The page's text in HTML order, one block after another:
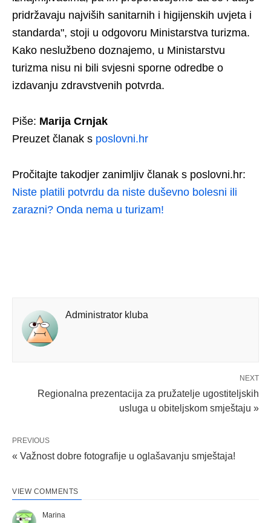
pridržavaju najviših sanitarnih i higijenskih uvjeta i
standarda", stoji u odgovoru Ministarstva turizma.
Kako neslužbeno doznajemo, u Ministarstvu
turizma nisu ni bili svjesni sporne odredbe o
izdavanju zdravstvenih potvrda.
Piše: Marija Crnjak
Preuzet članak s poslovni.hr
Pročitajte takodjer zanimljiv članak s poslovni.hr:
Niste platili potvrdu da niste duševno bolesni ili
zarazni? Onda nema u turizam!
Administrator kluba
NEXT
Regionalna prezentacija za pružatelje ugostiteljskih
usluga u obiteljskom smještaju »
PREVIOUS
« Važnost dobre fotografije u oglašavanju smještaja!
VIEW COMMENTS
Marina